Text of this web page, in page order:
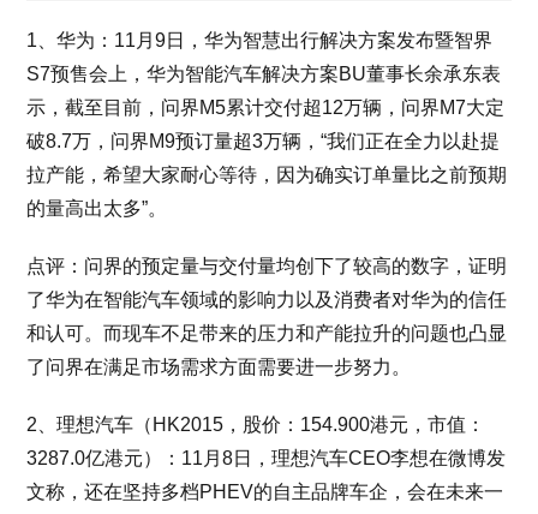
1、华为：11月9日，华为智慧出行解决方案发布暨智界
S7预售会上，华为智能汽车解决方案BU董事长余承东表
示，截至目前，问界M5累计交付超12万辆，问界M7大定
破8.7万，问界M9预订量超3万辆，“我们正在全力以赴提
拉产能，希望大家耐心等待，因为确实订单量比之前预期
的量高出太多”。
点评：问界的预定量与交付量均创下了较高的数字，证明
了华为在智能汽车领域的影响力以及消费者对华为的信任
和认可。而现车不足带来的压力和产能拉升的问题也凸显
了问界在满足市场需求方面需要进一步努力。
2、理想汽车（HK2015，股价：154.900港元，市值：
3287.0亿港元）：11月8日，理想汽车CEO李想在微博发
文称，还在坚持多档PHEV的自主品牌车企，会在未来一